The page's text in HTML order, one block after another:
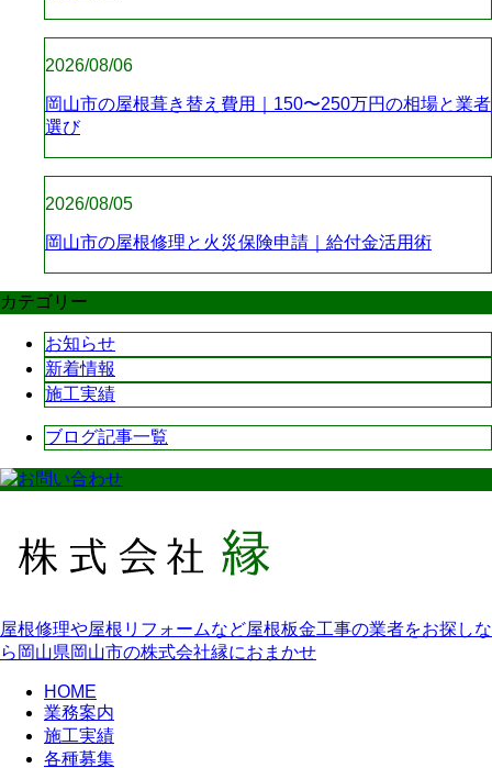
2026/08/06
岡山市の屋根葺き替え費用｜150〜250万円の相場と業者
選び
2026/08/05
岡山市の屋根修理と火災保険申請｜給付金活用術
カテゴリー
お知らせ
新着情報
施工実績
ブログ記事一覧
屋根修理や屋根リフォームなど屋根板金工事の業者をお探しな
ら岡山県岡山市の株式会社縁におまかせ
HOME
業務案内
施工実績
各種募集